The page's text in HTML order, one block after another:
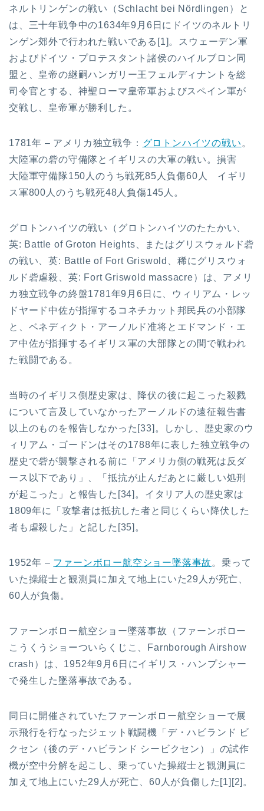
ネルトリンゲンの戦い（Schlacht bei Nördlingen）と
は、三十年戦争中の1634年9月6日にドイツのネルトリ
ンゲン郊外で行われた戦いである[1]。スウェーデン軍
およびドイツ・プロテスタント諸侯のハイルブロン同
盟と、皇帝の継嗣ハンガリー王フェルディナントを総
司令官とする、神聖ローマ皇帝軍およびスペイン軍が
交戦し、皇帝軍が勝利した。
1781年 – アメリカ独立戦争： グロトンハイツの戦い 。
大陸軍の砦の守備隊とイギリスの大軍の戦い。損害
大陸軍守備隊150人のうち戦死85人負傷60人 イギリ
ス軍800人のうち戦死48人負傷145人。
グロトンハイツの戦い（グロトンハイツのたたかい、
英: Battle of Groton Heights、またはグリスウォルド砦
の戦い、英: Battle of Fort Griswold、稀にグリスウォ
ルド砦虐殺、英: Fort Griswold massacre）は、アメリ
カ独立戦争の終盤1781年9月6日に、ウィリアム・レッ
ドヤード中佐が指揮するコネチカット邦民兵の小部隊
と、ベネディクト・アーノルド准将とエドマンド・エ
ア中佐が指揮するイギリス軍の大部隊との間で戦われ
た戦闘である。
当時のイギリス側歴史家は、降伏の後に起こった殺戮
について言及していなかったアーノルドの遠征報告書
以上のものを報告しなかった[33]。しかし、歴史家のウ
ィリアム・ゴードンはその1788年に表した独立戦争の
歴史で砦が襲撃される前に「アメリカ側の戦死は反ダ
ース以下であり」、「抵抗が止んだあとに厳しい処刑
が起こった」と報告した[34]。イタリア人の歴史家は
1809年に「攻撃者は抵抗した者と同じくらい降伏した
者も虐殺した」と記した[35]。
1952年 – ファーンボロー航空ショー墜落事故 。乗って
いた操縦士と観測員に加えて地上にいた29人が死亡、
60人が負傷。
ファーンボロー航空ショー墜落事故（ファーンボロー
こうくうショーついらくじこ、Farnborough Airshow
crash）は、1952年9月6日にイギリス・ハンプシャー
で発生した墜落事故である。
同日に開催されていたファーンボロー航空ショーで展
示飛行を行なったジェット戦闘機「デ・ハビランド ビ
クセン（後のデ・ハビランド シービクセン）」の試作
機が空中分解を起こし、乗っていた操縦士と観測員に
加えて地上にいた29人が死亡、60人が負傷した[1][2]。